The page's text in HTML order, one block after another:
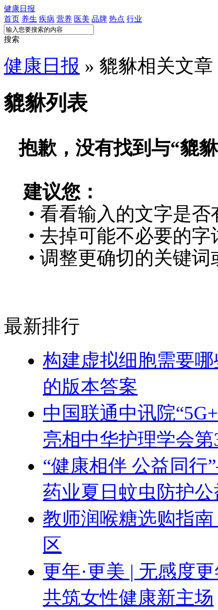
健康日报
首页 养生 疾病 营养 医美 品牌 热点 行业
搜索
健康日报 » 貔貅相关文章
貔貅列表
抱歉，没有找到与“貔貅
建议您：
• 看看输入的文字是否
• 去掉可能不必要的字
• 调整更确切的关键
最新排行
构建虚拟细胞需要
的版本答案
中国联通中讯院
亮相中华护理学会
“健康相伴 公益同
药业夏日蚊虫防护
教师润喉糖选购指
区
更年·更美 | 无感度
共筑女性健康新主场